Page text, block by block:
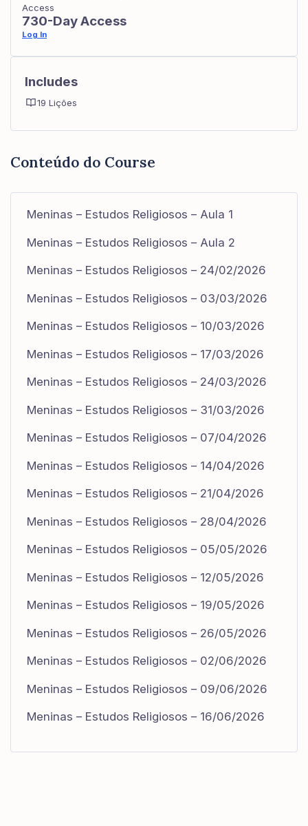
Conteúdo do Course
Meninas – Estudos Religiosos – Aula 1
Meninas – Estudos Religiosos – Aula 2
Meninas – Estudos Religiosos – 24/02/2026
Meninas – Estudos Religiosos – 03/03/2026
Meninas – Estudos Religiosos – 10/03/2026
Meninas – Estudos Religiosos – 17/03/2026
Meninas – Estudos Religiosos – 24/03/2026
Meninas – Estudos Religiosos – 31/03/2026
Meninas – Estudos Religiosos – 07/04/2026
Meninas – Estudos Religiosos – 14/04/2026
Meninas – Estudos Religiosos – 21/04/2026
Meninas – Estudos Religiosos – 28/04/2026
Meninas – Estudos Religiosos – 05/05/2026
Meninas – Estudos Religiosos – 12/05/2026
Meninas – Estudos Religiosos – 19/05/2026
Meninas – Estudos Religiosos – 26/05/2026
Meninas – Estudos Religiosos – 02/06/2026
Meninas – Estudos Religiosos – 09/06/2026
Meninas – Estudos Religiosos – 16/06/2026
Access
730-Day Access
Log In
Includes
19 Lições